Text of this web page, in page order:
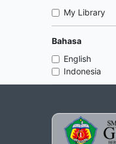
My Library
Bahasa
English
Indonesia